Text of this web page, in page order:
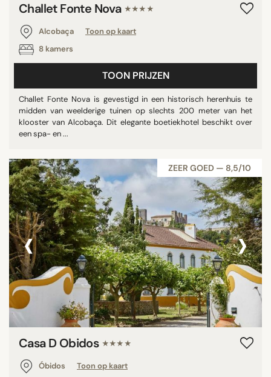
Challet Fonte Nova ★★★★
Alcobaça
Toon op kaart
8 kamers
TOON PRIJZEN
Challet Fonte Nova is gevestigd in een historisch herenhuis te
midden van weelderige tuinen op slechts 200 meter van het
klooster van Alcobaça. Dit elegante boetiekhotel beschikt over
een spa- en ...
ZEER GOED — 8,5/10
‹ ›
Casa D Obidos ★★★★
Óbidos
Toon op kaart